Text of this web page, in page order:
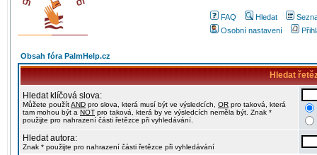
FAQ Hledat
Osobní nastavení
Obsah fóra PalmHelp.cz
Hledat
Hledat klíčová slova:
Můžete použítAND pro slova, která musí být ve výsledcích, OR pro taková, která
tam mohou být a NOT pro taková, která by ve výsledcích neměla být. Znak *
použijte pro nahrazení části řetězce při vyhledávání.
Hledat autora:
Znak * použijte pro nahrazení části řetězce při vyhledávání